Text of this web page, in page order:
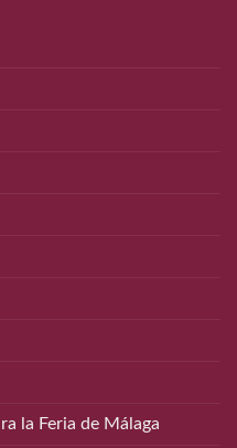
la Feria de Málaga